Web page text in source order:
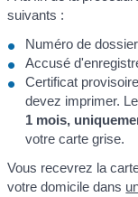
suivants :
Numéro de dossier
Accusé
Certificat
devez imprimer.
1 mois,
votre carte grise.
Vous recevrez la
votre domicile dans